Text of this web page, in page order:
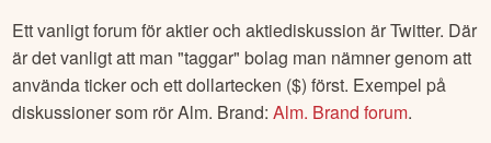
Ett vanligt forum för aktier och aktiediskussion är Twitter. Där
är det vanligt att man "taggar" bolag man nämner genom att
använda ticker och ett dollartecken ($) först. Exempel på
diskussioner som rörAlm. Brand:Alm. Brand forum.